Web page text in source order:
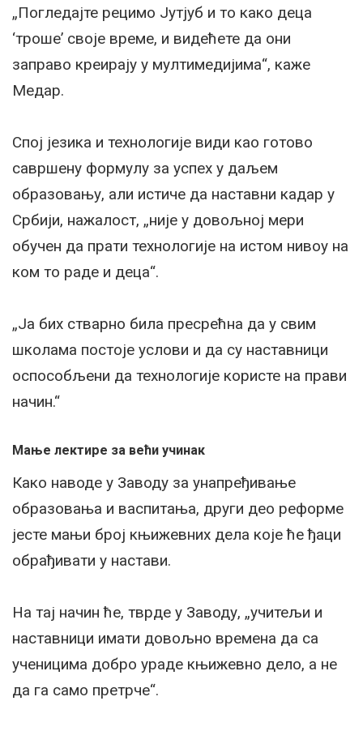
„Погледајте рецимо Јутјуб и то како деца
‘троше’ своје време, и видећете да они
заправо креирају у мултимедијима“, каже
Медар.
Спој језика и технологије види као готово
савршену формулу за успех у даљем
образовању, али истиче да наставни кадар у
Србији, нажалост, „није у довољној мери
обучен да прати технологије на истом нивоу на
ком то раде и деца“.
„Ја бих стварно била пресрећна да у свим
школама постоје услови и да су наставници
оспособљени да технологије користе на прави
начин.“
Мање лектире за већи учинак
Како наводе у Заводу за унапређивање
образовања и васпитања, други део реформе
јесте мањи број књижевних дела које ће ђаци
обрађивати у настави.
На тај начин ће, тврде у Заводу, „учитељи и
наставници имати довољно времена да са
ученицима добро ураде књижевно дело, а не
да га само претрче“.